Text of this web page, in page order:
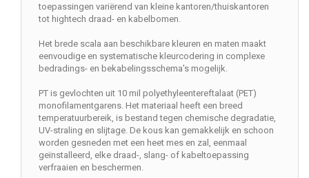
toepassingen variërend van kleine kantoren/thuiskantoren
tot hightech draad- en kabelbomen.
Het brede scala aan beschikbare kleuren en maten maakt
eenvoudige en systematische kleurcodering in complexe
bedradings- en bekabelingsschema's mogelijk.
PT is gevlochten uit 10 mil polyethyleentereftalaat (PET)
monofilamentgarens. Het materiaal heeft een breed
temperatuurbereik, is bestand tegen chemische degradatie,
UV-straling en slijtage. De kous kan gemakkelijk en schoon
worden gesneden met een heet mes en zal, eenmaal
geïnstalleerd, elke draad-, slang- of kabeltoepassing
verfraaien en beschermen.